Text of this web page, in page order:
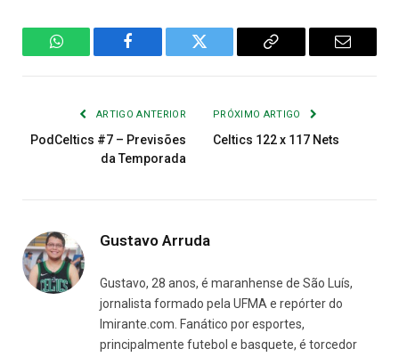
WhatsAppFacebook Twitter
Copiar
E-
ARTIGO ANTERIOR
PodCeltics #7 – Previsões
da Temporada
PRÓXIMO ARTIGO
Celtics 122 x 117 Nets
Gustavo Arruda
Gustavo, 28 anos, é maranhense de São Luís,
jornalista formado pela UFMA e repórter do
Imirante.com. Fanático por esportes,
principalmente futebol e basquete, é torcedor